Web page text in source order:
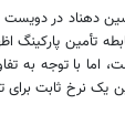
دهناد در
تأمین پارکینگ
با توجه به
یک نرخ ثابت